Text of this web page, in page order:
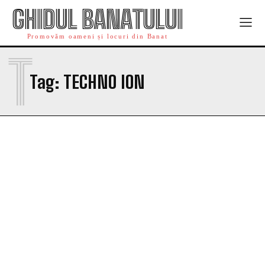
GHIDUL BANATULUI
Promovăm oameni și locuri din Banat
Tag: TECHNO ION
T